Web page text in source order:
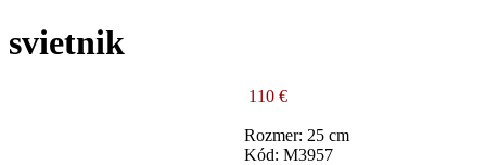
svietnik
110 €
Rozmer: 25 cm
Kód: M3957